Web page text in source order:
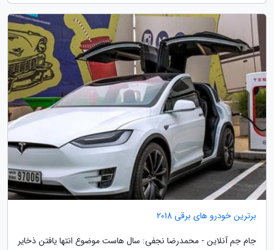
برترین خودرو های برقی 2018
جام جم آنلاین - محمدرضا نجفی: سال هاست موضوع انتها یافتن ذخایر